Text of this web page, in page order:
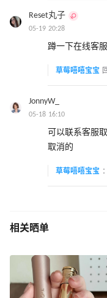
Reset丸子
05-19 20:28
蹲一下在线客服
草莓嘻嘻宝宝
JonnyW_
05-18 16:10
可以联系客服
取消的
草莓嘻嘻宝宝
相关晒单